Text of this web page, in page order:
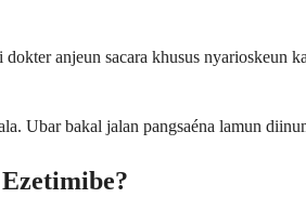
anjeun sacara khusus nyarioskeun
Ubar bakal jalan pangsaéna lamun